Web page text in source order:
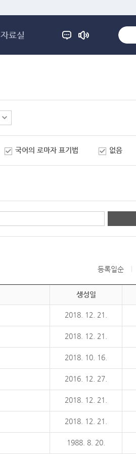
자료실
국어의 로마자 표기법 없음
등록일순
생성일
2018. 12. 21.
2018. 12. 21.
2018. 10. 16.
2016. 12. 27.
2018. 12. 21.
2018. 12. 21.
1988. 8. 20.